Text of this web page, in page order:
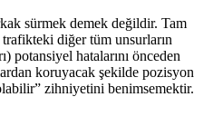
sürmek demek değildir. Tam
diğer tüm unsurların
potansiyel hatalarını önceden
koruyacak şekilde pozisyon
zihniyetini benimsemektir.